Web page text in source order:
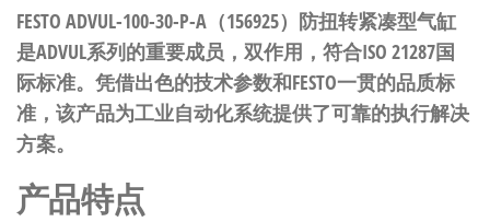
FESTO ADVUL-100-30-P-A（156925）防扭转紧凑型气缸
是ADVUL系列的重要成员，双作用，符合ISO 21287国
际标准。凭借出色的技术参数和FESTO一贯的品质标
准，该产品为工业自动化系统提供了可靠的执行解决
方案。
产品特点